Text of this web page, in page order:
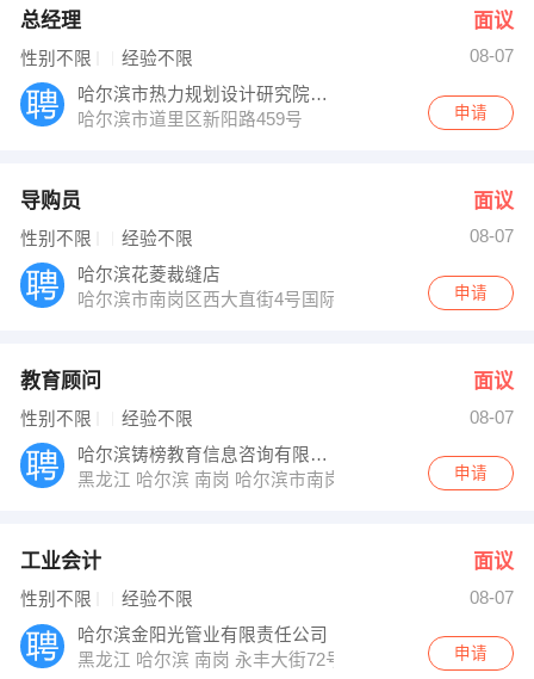
总经理 面议
性别不限 经验不限
08-07
哈尔滨市热力规划设计研究院有限公司
哈尔滨市道里区新阳路459号
申请
导购员 面议
性别不限 经验不限
08-07
哈尔滨花菱裁缝店
哈尔滨市南岗区西大直街4号国际饭店首层
申请
教育顾问 面议
性别不限 经验不限
08-07
哈尔滨铸榜教育信息咨询有限公司
黑龙江 哈尔滨 南岗 哈尔滨市南岗区哈西华润大厦1805室
申请
工业会计 面议
性别不限 经验不限
08-07
哈尔滨金阳光管业有限责任公司
黑龙江 哈尔滨 南岗 永丰大街72号
申请